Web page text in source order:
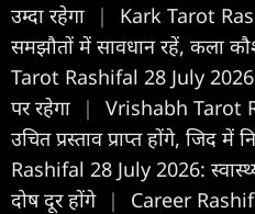
उम्दा रहेगा
|
Kark Tarot
समझौतों में सावधान रहें, कला
Tarot Rashifal 28 July 2026:
पर रहेगा
|
Vrishabh Tarot
उचित प्रस्ताव प्राप्त होंगे, जिद में
Rashifal 28 July 2026:
दोष दूर होंगे |
Career